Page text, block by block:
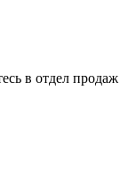
в отдел